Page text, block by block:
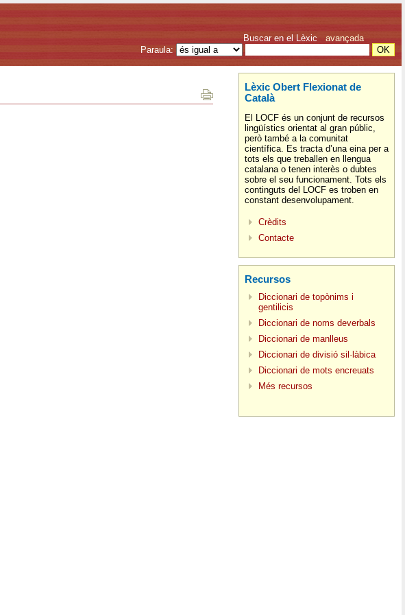
Buscar en el Lèxic avançada
Paraula:
Lèxic Obert Flexionat de
Català
El LOCF és un conjunt de recursos
lingüístics orientat al gran públic,
però també a la comunitat
científica. Es tracta d’una eina per a
tots els que treballen en llengua
catalana o tenen interès o dubtes
sobre el seu funcionament. Tots els
continguts del LOCF es troben en
constant desenvolupament.
Crèdits
Contacte
Recursos
Diccionari de topònims i
gentilicis
Diccionari de noms deverbals
Diccionari de manlleus
Diccionari de divisió sil·làbica
Diccionari de mots encreuats
Més recursos